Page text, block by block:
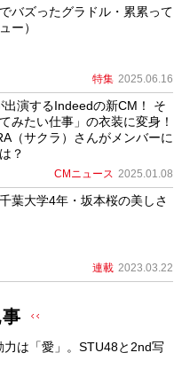
バズったグラドル・累累って
ー）
特集 2025.06.16
出演するIndeedの新CM！ そ
みたい仕事」の衣装に変身！
（サクラ）さんがメンバーに
？
CMニュース 2025.01.08
葉大学4年・坂本桜の美しさ
連載 2023.03.22
は「愛」。STU48と2nd写